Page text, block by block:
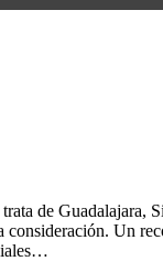
de
consideración. Un